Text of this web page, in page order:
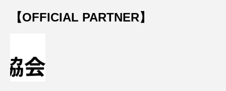
【OFFICIAL PARTNER】